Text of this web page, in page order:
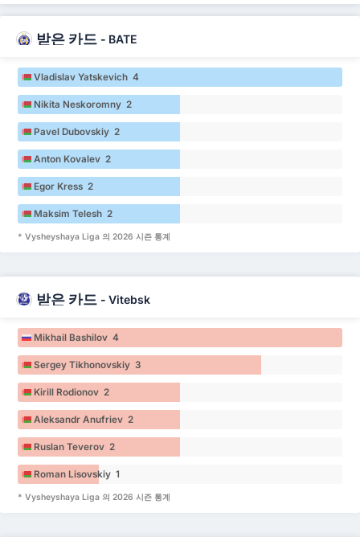
받은 카드 - BATE
Vladislav Yatskevich 4
Nikita Neskoromny 2
Pavel Dubovskiy 2
Anton Kovalev 2
Egor Kress 2
Maksim Telesh 2
* Vysheyshaya Liga 의 2026 시즌 통계
받은 카드 - Vitebsk
Mikhail Bashilov 4
Sergey Tikhonovskiy 3
Kirill Rodionov 2
Aleksandr Anufriev 2
Ruslan Teverov 2
Roman Lisovskiy 1
* Vysheyshaya Liga 의 2026 시즌 통계